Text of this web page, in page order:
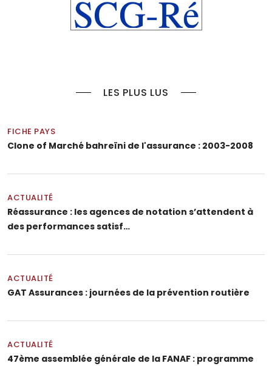
LES PLUS LUS
FICHE PAYS
Clone of Marché bahreïni de l'assurance : 2003-2008
ACTUALITÉ
Réassurance : les agences de notation s’attendent à
des performances satisf…
ACTUALITÉ
GAT Assurances : journées de la prévention routière
ACTUALITÉ
47ème assemblée générale de la FANAF : programme